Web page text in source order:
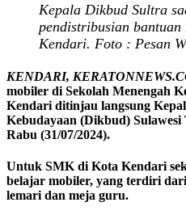
Kepala Dikbud Sultra
pendistribusian
Kendari. Foto : Pesan
KENDARI,
mobiler di Sekolah Menengah
Kendari ditinjau langsung
Kebudayaan (Dikbud) Sulawesi
Rabu (31/07/2024).
Untuk SMK di Kota Kendari
belajar mobiler, yang terdiri
lemari dan meja guru.